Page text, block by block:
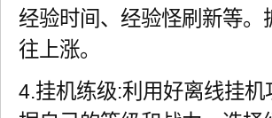
经验时间、经验怪刷新等
往上涨。
4.挂机练级:利用好离线挂